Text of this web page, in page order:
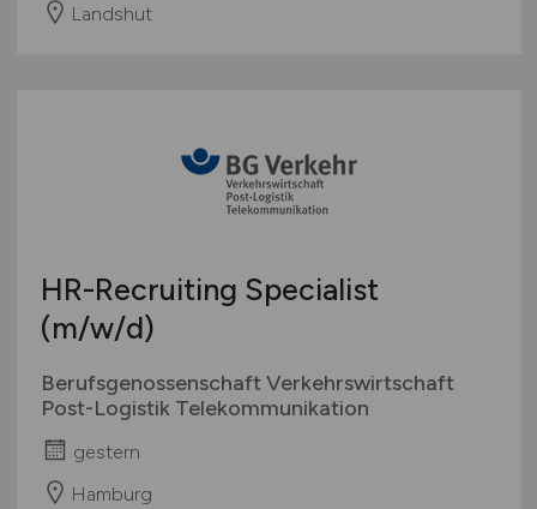
Landshut
HR-Recruiting Specialist
(m/w/d)
Berufsgenossenschaft Verkehrswirtschaft
Post-Logistik Telekommunikation
gestern
Hamburg